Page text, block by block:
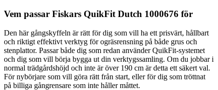
Vem passar Fiskars QuikFit Dutch 1000676 för
Den här gångskyffeln är rätt för dig som vill ha ett prisvärt, hållbart
och riktigt effektivt verktyg för ogräsrensning på både grus och
stenplattor. Passar både dig som redan använder QuikFit-systemet
och dig som vill börja bygga ut din verktygssamling. Om du jobbar i
normal trädgårdshöjd och inte är över 190 cm är detta ett säkert val.
För nybörjare som vill göra rätt från start, eller för dig som tröttnat
på billiga gångrensare som inte håller måttet.